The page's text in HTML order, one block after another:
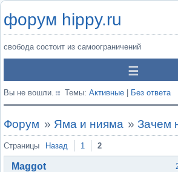
форум hippy.ru
свобода состоит из самоограничений
Вы не вошли. Темы: Активные Без ответа
Форум » Яма и нияма »Зачем
Страницы Назад 1 2
Maggot